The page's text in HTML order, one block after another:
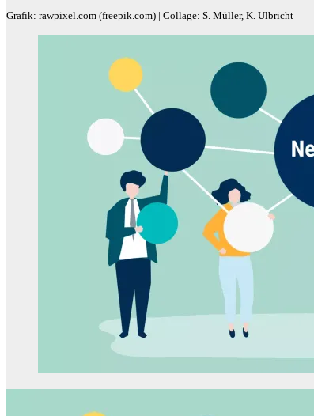
Grafik: rawpixel.com (freepik.com) | Collage: S. Müller, K. Ulbricht